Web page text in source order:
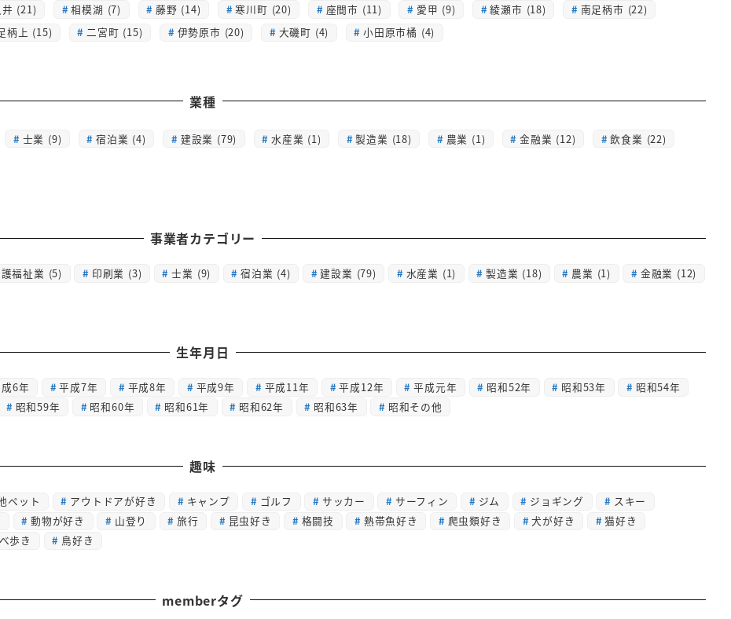
(21) 相模湖 (7) 藤野 (14) 寒川町 (20) 座間市 (11) 愛甲 (9) 綾瀬市 (18)
南足柄市 (22)
柄上 (15) 二宮町 (15) 伊勢原市 (20) 大磯町 (4)
小田原市橘 (4)
業種
士業 (9) 宿泊業 (4) 建設業 (79) 水産業 (1) 製造業 (18) 農業 (1) 金融業 (12)
飲食業 (22)
事業者カテゴリー
福祉業 (5) 印刷業 (3) 士業 (9) 宿泊業 (4) 建設業 (79) 水産業 (1) 製造業 (18) 農業 (1) 金融業 (12)
生年月日
6年 平成7年 平成8年 平成9年 平成11年 平成12年 平成元年 昭和52年 昭和53年
昭和54年
昭和59年 昭和60年 昭和61年 昭和62年 昭和63年 昭和その他
趣味
ペット アウトドアが好き キャンプ ゴルフ サッカー サーフィン ジム ジョギング
スキー
動物が好き 山登り 旅行 昆虫好き 格闘技 熱帯魚好き 爬虫類好き 犬が好き
猫好き
歩き 鳥好き
memberタグ